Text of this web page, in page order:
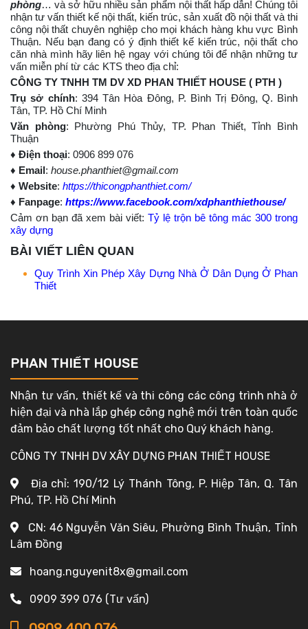
phòng… và sở hữu nhiều sản phẩm nội thất hấp dẫn! Chúng tôi
nhận tư vấn thiết kế nội thất, kiến trúc, sản xuất đồ nội thất và thi
công nội thất chuyên nghiệp cho mọi khách hàng khu vực Bình
Thuận. Nếu bạn đang có ý định thiết kế kiến trúc, nội thất cho
căn nhà mình hãy liên hệ ngay với chúng tôi để nhận những tư
vấn miễn phí từ các KTS theo địa chỉ:
CÔNG TY TNHH TM DV XD PHAN THIẾT HOUSE ( PTH )
Trụ sở chính: 394 Tân Hòa Đông, P. Bình Trị Đông, Q. Bình
Tân, TP. Hồ Chí Minh
Văn phòng: Phường Phú Thủy, TP. Phan Thiết, Tỉnh Bình
Thuận
♦ Điện thoại: 0906 899 076
♦ Email: house.phanthiet@gmail.com
♦ Website: https://thicongphanthiet.com/
♦ Fanpage: https://www.facebook.com/xdphanthiethouse/
Cảm ơn bạn đã xem bài viết: Tỷ lệ trộn bê tông mác 300 trong
xây dựng
BÀI VIẾT LIÊN QUAN
Quy Trình Xin Phép Xây Dựng Nhà Ở Dân Dụng Ở Phan
Thiết
PHAN THIẾT HOUSE
Nhận tư vấn, thiết kế và thi công các công trình nhà ở
hiện đại và nhà lắp ghép công nghệ mới trên toàn quốc
đảm bảo chất lượng tốt nhất cho Quý khách hàng.
CÔNG TY TNHH DV XÂY DỰNG PHAN THIẾT HOUSE
Địa chỉ: 190/12 Lý Thánh Tông, P. Hiệp Tân, Q. Tân
Phú, TP. Hồ Chí Minh
CN: 46 Nguyễn Văn Siêu, Phường Bình Thuận, Tỉnh
Lâm Đồng
hoang.nguyenit8x@gmail.com
0909 399 076 (Tư vấn)